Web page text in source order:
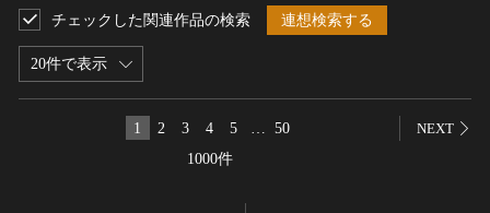
トップ 媒体資料・関連記事等
博物館、美術館の皆さまへ
20件で表示
チェックした関連作品の検索 連想検索する
1000件
1 2 3 4 5 50 NEXT
検索項目
フリーワード